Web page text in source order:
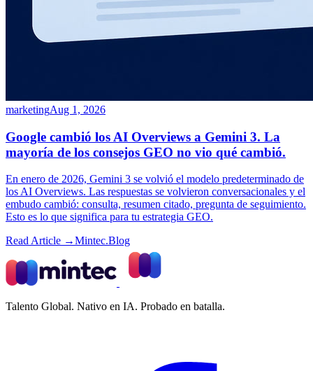
marketingAug 1, 2026
Google cambió los AI Overviews a Gemini 3. La
mayoría de los consejos GEO no vio qué cambió.
En enero de 2026, Gemini 3 se volvió el modelo predeterminado de
los AI Overviews. Las respuestas se volvieron conversacionales y el
embudo cambió: consulta, resumen citado, pregunta de seguimiento.
Esto es lo que significa para tu estrategia GEO.
Read Article →Mintec.Blog
Talento Global. Nativo en IA. Probado en batalla.